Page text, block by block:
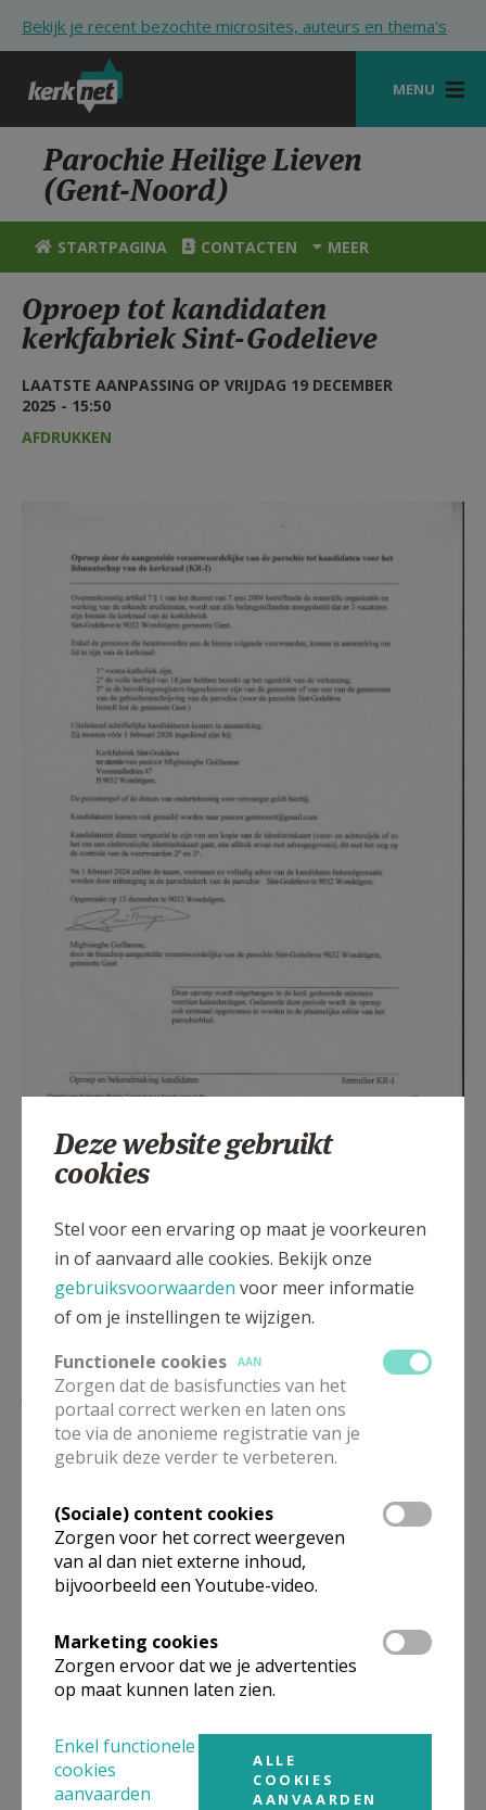
Bekijk je recent bezochte microsites, auteurs en thema's
MENU
STARTPAGINA
KERK
VIERINGEN
ZOEKEN
HULP
Parochie Heilige Lieven
(Gent-Noord)
STARTPAGINA CONTACTEN MEER
Oproep tot kandidaten
kerkfabriek Sint-Godelieve
LAATSTE AANPASSING OP VRIJDAG 19 DECEMBER
2025 - 15:50
AFDRUKKEN
Lees meer
Beroepsvereniging Zorgpastores
Deze website gebruikt
cookies
Stel voor een ervaring op maat je voorkeuren
in of aanvaard alle cookies. Bekijk onze
gebruiksvoorwaarden voor meer informatie
of om je instellingen te wijzigen.
Functionele cookies
AAN
Zorgen dat de basisfuncties van het
portaal correct werken en laten ons
toe via de anonieme registratie van je
gebruik deze verder te verbeteren.
(Sociale) content cookies
Zorgen voor het correct weergeven
van al dan niet externe inhoud,
bijvoorbeeld een Youtube-video.
Marketing cookies
Zorgen ervoor dat we je advertenties
op maat kunnen laten zien.
Enkel functionele
cookies
aanvaarden
ALLE
COOKIES
AANVAARDEN